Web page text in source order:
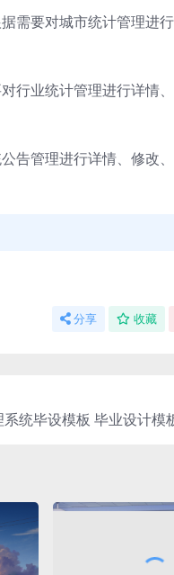
需要对城市统计管理进
行业统计管理进行详情
告管理进行详情、修改
分享 收藏
统毕设模板 毕业设计模